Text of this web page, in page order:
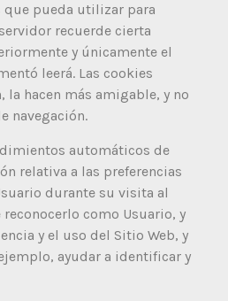
pueda utilizar para
recuerde cierta
y únicamente el
leerá. Las cookies
la hacen más amigable, y no
navegación.
automáticos de
relativa a las preferencias
durante su visita al
como Usuario, y
y el uso del Sitio Web, y
ayudar a identificar y